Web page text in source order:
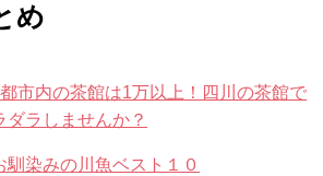
め
市内の茶館は1万以上！四川の茶館で
ラしませんか？
馴染みの川魚ベスト１０